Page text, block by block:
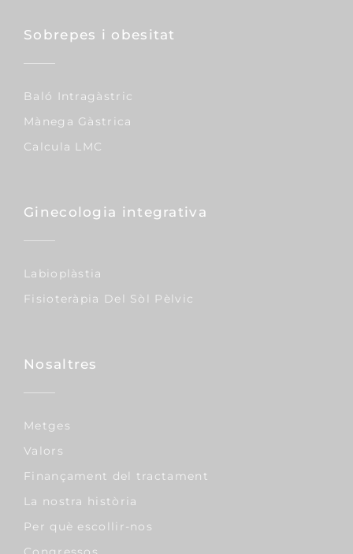
Sobrepes i obesitat
Baló Intragàstric
Mànega Gàstrica
Calcula LMC
Ginecologia integrativa
Labioplàstia
Fisioteràpia Del Sòl Pèlvic
Nosaltres
Metges
Valors
Finançament del tractament
La nostra història
Per què escollir-nos